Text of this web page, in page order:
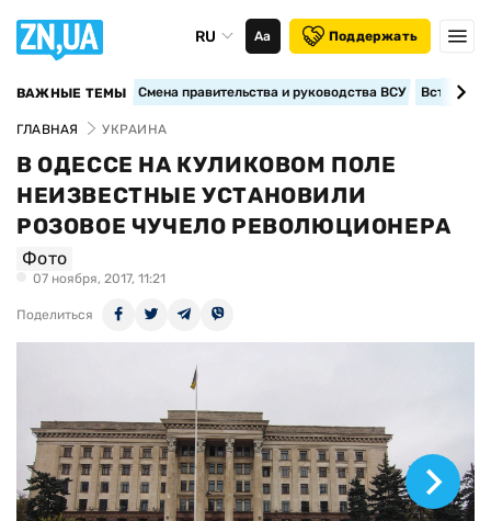
RU Аа Поддержать
ВАЖНЫЕ ТЕМЫ Смена правительства и руководства ВСУ
ГЛАВНАЯ УКРАИНА
В ОДЕССЕ НА КУЛИКОВОМ ПОЛЕ
НЕИЗВЕСТНЫЕ УСТАНОВИЛИ
РОЗОВОЕ ЧУЧЕЛО РЕВОЛЮЦИОНЕРА
Фото
07 ноября, 2017, 11:21
Поделиться